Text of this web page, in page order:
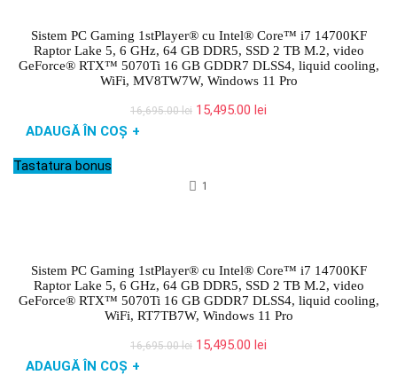
Sistem PC Gaming 1stPlayer® cu Intel® Core™ i7 14700KF
Raptor Lake 5, 6 GHz, 64 GB DDR5, SSD 2 TB M.2, video
GeForce® RTX™ 5070Ti 16 GB GDDR7 DLSS4, liquid cooling,
WiFi, MV8TW7W, Windows 11 Pro
16,695.00lei Prețul
15,495.00 lei
ADAUGĂ ÎN COȘ +
Tastatura bonus
1
Sistem PC Gaming 1stPlayer® cu Intel® Core™ i7 14700KF
Raptor Lake 5, 6 GHz, 64 GB DDR5, SSD 2 TB M.2, video
GeForce® RTX™ 5070Ti 16 GB GDDR7 DLSS4, liquid cooling,
WiFi, RT7TB7W, Windows 11 Pro
16,695.00lei Prețul
15,495.00 lei
ADAUGĂ ÎN COȘ +